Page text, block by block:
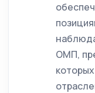
ОМП,